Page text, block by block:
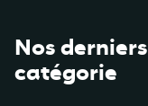
Nos
catégorie